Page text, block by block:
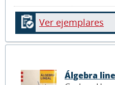
Ver ejemplares
Álgebra